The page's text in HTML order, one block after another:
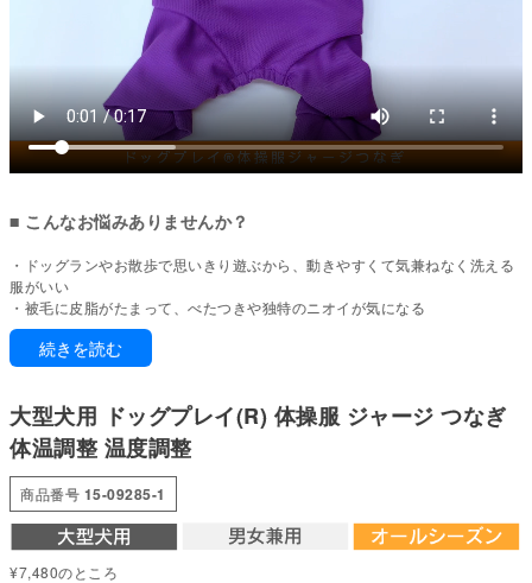
■ こんなお悩みありませんか？
・ドッグランやお散歩で思いきり遊ぶから、動きやすくて気兼ねなく洗える
服がいい
・被毛に皮脂がたまって、べたつきや独特のニオイが気になる
・抜け毛対策など日常的に使える扱いやすいウエアが欲しい
・大型犬に合うサイズのウエアが見つからない
ジャージ部にようこそ。サイドラインが効いた部活スタイルが、いつものお
出かけをもっと楽しく。お気に入りの色を選べば、ご家族みんなでおそろい
コーデも楽しめます。動きやすさと機能性にこだわった素材だから、お散歩
もドッグランも思いきり。ダックス・小型犬から大型犬、猫まで、幅広い子
に着せられる一枚です。
通年使える素材感で、毎日のケアや抜け毛対策まで日常的に幅広く活躍しま
す。
続きを読む
大型犬用 ドッグプレイ(R) 体操服 ジャージ つなぎ
体温調整 温度調整
商品番号 15-09285-1
¥7,480のところ